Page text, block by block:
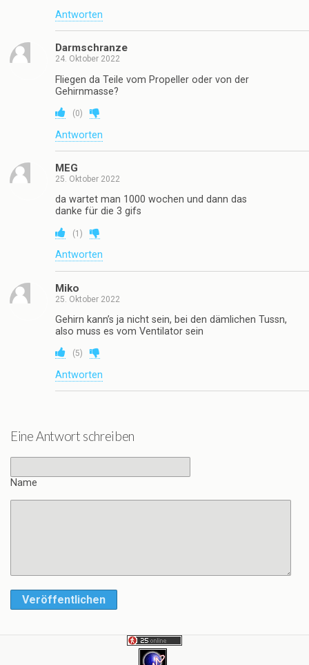
Antworten
Darmschranze
24. Oktober 2022
Fliegen da Teile vom Propeller oder von der
Gehirnmasse?
(0)
Antworten
MEG
25. Oktober 2022
da wartet man 1000 wochen und dann das
danke für die 3 gifs
(1 )
Antworten
Miko
25. Oktober 2022
Gehirn kann’s ja nicht sein, bei den dämlichen Tussn,
also muss es vom Ventilator sein
(5)
Antworten
Eine Antwort schreiben
Name
Veröffentlichen